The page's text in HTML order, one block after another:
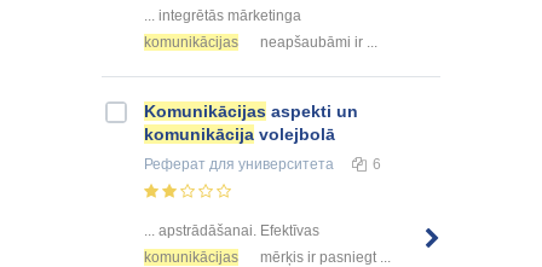
... integrētās mārketinga
komunikācijas
neapšaubāmi ir ...
Komunikācijas aspekti un
komunikācija volejbolā
Реферат для университета 6
... apstrādāšanai. Efektīvas
komunikācijas
mērķis ir pasniegt ...